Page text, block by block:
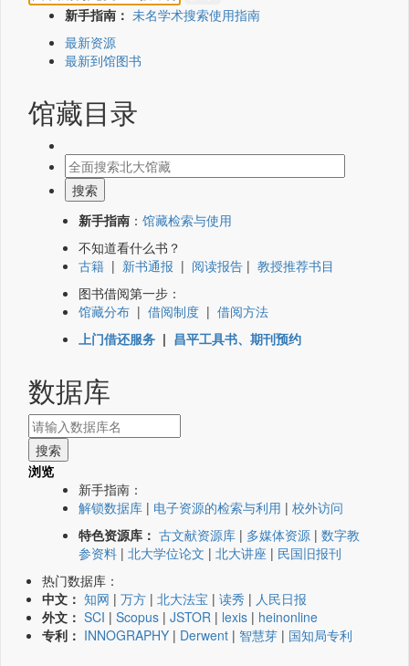
新手指南： 未名学术搜索使用指南
最新资源
最新到馆图书
馆藏目录
新手指南 ： 馆藏检索与使用
不知道看什么书？
古籍 | 新书通报 | 阅读报告 | 教授推荐书目
图书借阅第一步：
馆藏分布 | 借阅制度 | 借阅方法
上门借还服务 | 昌平工具书、期刊预约
数据库
浏览
新手指南：
解锁数据库 | 电子资源的检索与利用 | 校外访问
特色资源库： 古文献资源库 | 多媒体资源 | 数字教
参资料 | 北大学位论文 | 北大讲座 | 民国旧报刊
热门数据库：
中文： 知网 | 万方 | 北大法宝 | 读秀 | 人民日报
外文： SCI | Scopus | JSTOR | lexis | heinonline
专利： INNOGRAPHY | Derwent | 智慧芽 | 国知局专利